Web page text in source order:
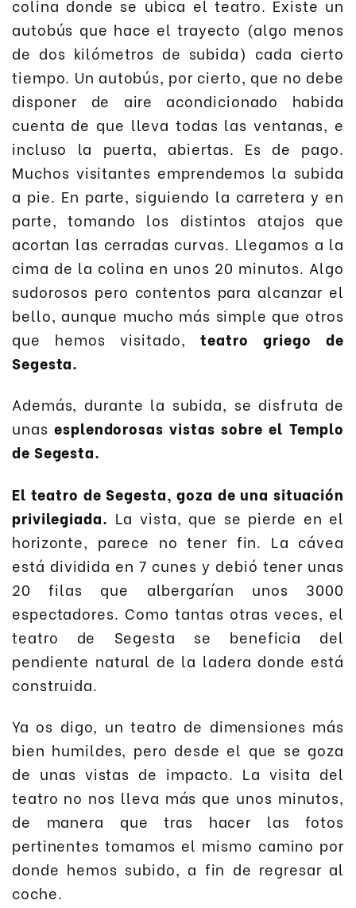
colina donde se ubica el teatro. Existe un
autobús que hace el trayecto (algo menos
de dos kilómetros de subida) cada cierto
tiempo. Un autobús, por cierto, que no debe
disponer de aire acondicionado habida
cuenta de que lleva todas las ventanas, e
incluso la puerta, abiertas. Es de pago.
Muchos visitantes emprendemos la subida
a pie. En parte, siguiendo la carretera y en
parte, tomando los distintos atajos que
acortan las cerradas curvas. Llegamos a la
cima de la colina en unos 20 minutos. Algo
sudorosos pero contentos para alcanzar el
bello, aunque mucho más simple que otros
que hemos visitado,teatro griego de
Segesta.
Además, durante la subida, se disfruta de
unasesplendorosas vistas sobre el Templo
de Segesta.
El teatro de Segesta, goza de una situación
privilegiada. La vista, que se pierde en el
horizonte, parece no tener fin. La cávea
está dividida en 7 cunes y debió tener unas
20 filas que albergarían unos 3000
espectadores. Como tantas otras veces, el
teatro de Segesta se beneficia del
pendiente natural de la ladera donde está
construida.
Ya os digo, un teatro de dimensiones más
bien humildes, pero desde el que se goza
de unas vistas de impacto. La visita del
teatro no nos lleva más que unos minutos,
de manera que tras hacer las fotos
pertinentes tomamos el mismo camino por
donde hemos subido, a fin de regresar al
coche.